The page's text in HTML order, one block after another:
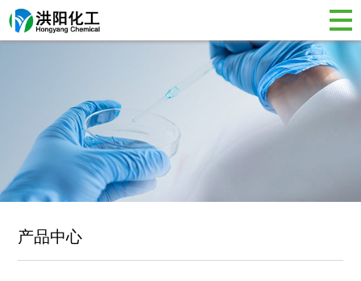
产品中心